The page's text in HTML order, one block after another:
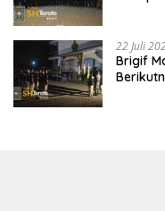
22 Juli
Brigif